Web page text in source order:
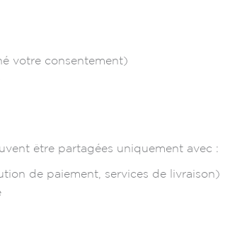
votre consentement)
être partagées uniquement avec :
de paiement, services de livraison)